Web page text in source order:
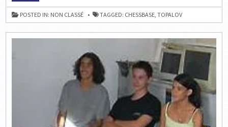
VESELIN
TOPALOV
POSTED IN: NON CLASSÉ TAGGED: CHESSBASE,TOPALOV